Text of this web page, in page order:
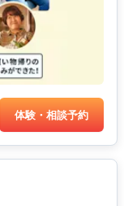
体験・相談予約